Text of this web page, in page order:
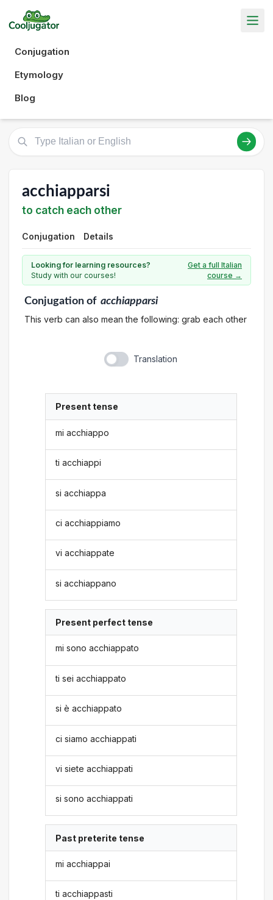
Conjugation
Etymology
Blog
acchiapparsi
to catch each other
Conjugation Details
Looking for learning resources?
Study with our courses!
Get a full Italian
course →
Conjugationof acchiapparsi
This verb can also mean the following: grab each other
Translation
Present tense
mi acchiappo
ti acchiappi
si acchiappa
ci acchiappiamo
vi acchiappate
si acchiappano
Present perfect tense
mi sono acchiappato
ti sei acchiappato
si è acchiappato
ci siamo acchiappati
vi siete acchiappati
si sono acchiappati
Past preterite tense
mi acchiappai
ti acchiappasti